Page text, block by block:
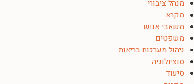
מנהל ציבורי
מקרא
משאבי אנוש
משפטים
ניהול מערכות בריאות
סוציולוגיה
סיעוד